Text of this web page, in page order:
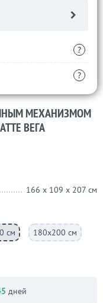
?
?
МЕХАНИЗМОМ
ВЕГА
166 x 109 x 207 см
см 180х200 см
дней